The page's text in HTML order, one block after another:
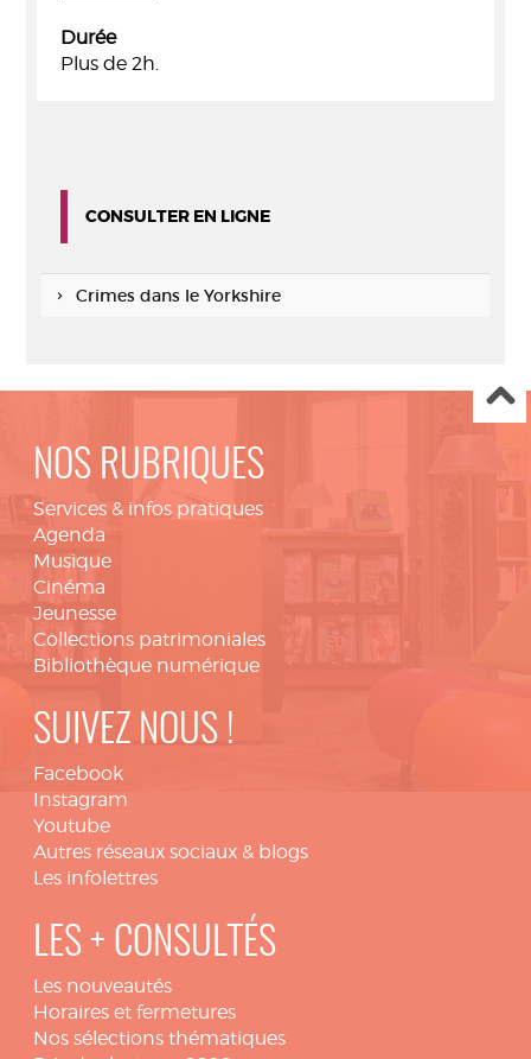
Durée
Plus de 2h.
CONSULTER EN LIGNE
Crimes dans le Yorkshire
NOS RUBRIQUES
Services & infos pratiques
Agenda
Musique
Cinéma
Jeunesse
Collections patrimoniales
Bibliothèque numérique
SUIVEZ NOUS !
Facebook
Instagram
Youtube
Autres réseaux sociaux & blogs
Les infolettres
LES + CONSULTÉS
Les nouveautés
Horaires et fermetures
Nos sélections thématiques